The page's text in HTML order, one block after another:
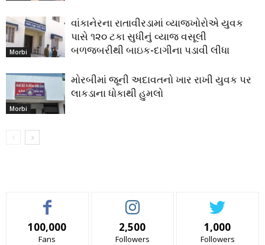
Morbi
વાંકાનેરના રાતાવીરડામાં વ્યાજખોરોએ યુવક
પાસે ૧૨૦ ટકા સુધીનું વ્યાજ વસૂલી
બળજબરીથી બાઇક-દાગીના પડાવી લીધા
Morbi
મોરબીમાં જૂની અદાવતનો ખાર રાખી યુવક પર
લાકડાના ધોકાથી હુમલો
100,000
Fans
2,500
Followers
1,000
Followers